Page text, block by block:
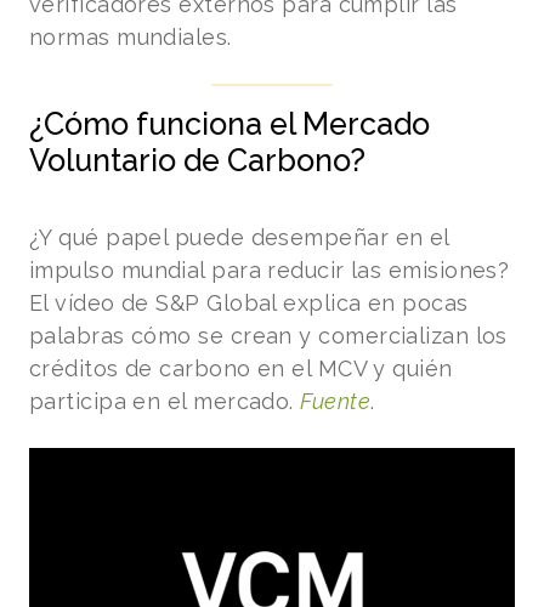
normas mundiales.
¿Cómo funciona el Mercado
Voluntario de Carbono?
¿Y qué papel puede desempeñar en el
impulso mundial para reducir las emisiones?
El vídeo de S&P Global explica en pocas
palabras cómo se crean y comercializan los
créditos de carbono en el MCV y quién
participa en el mercado.Fuente.